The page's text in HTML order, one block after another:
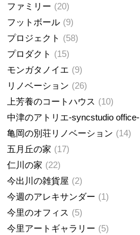
ファミリー
20
フットボール
9
プロジェクト
58
プロダクト
15
モンガタノイエ
9
リノベーション
26
上芳養のコートハウス
10
中津のアトリエ-syncstudio office-
亀岡の別荘リノベーション
14
五月丘の家
17
仁川の家
22
今出川の雑貨屋
2
今週のアレキサンダー
1
今里のオフィス
5
今里アートギャラリー
5